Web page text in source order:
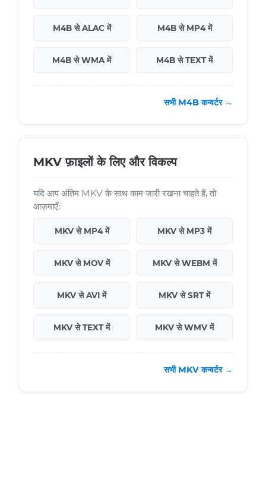
M4B से ALAC में M4B से MP4 में
M4B से WMA में M4B से TEXT में
सभी M4B कन्वर्टर →
MKV फ़ाइलों के लिए और विकल्प
यदि आप अंतिम MKV के साथ काम जारी रखना चाहते हैं, तो
आज़माएँ:
MKV से MP4 में MKV से MP3 में
MKV से MOV में MKV से WEBM में
MKV से AVI में MKV से SRT में
MKV से TEXT में MKV से WMV में
सभी MKV कन्वर्टर →